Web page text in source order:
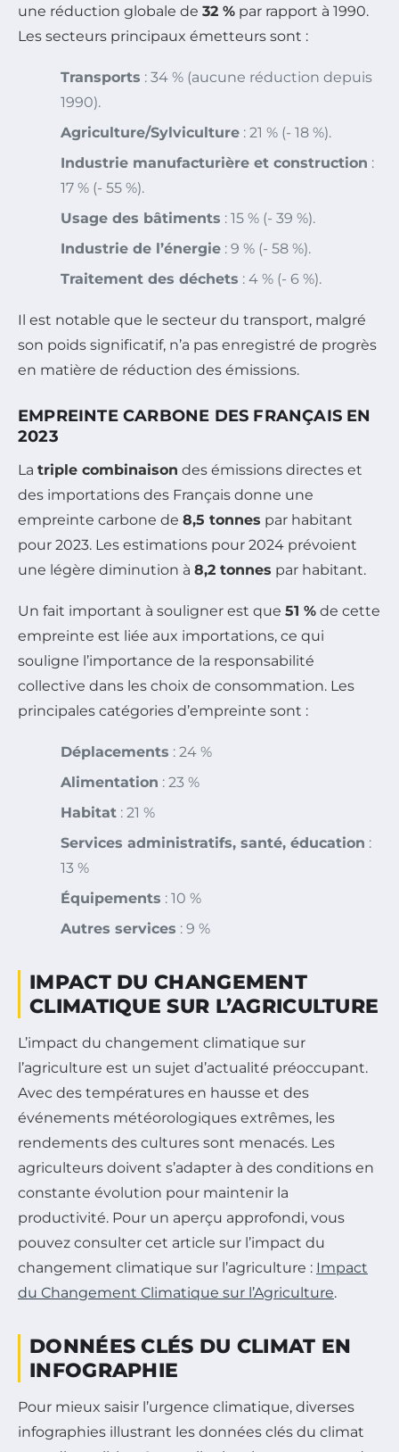
une réduction globale de 32 % par rapport à 1990.
Les secteurs principaux émetteurs sont :
Transports : 34 % (aucune réduction depuis
1990).
Agriculture/Sylviculture : 21 % (- 18 %).
Industrie manufacturière et construction :
17 % (- 55 %).
Usage des bâtiments : 15 % (- 39 %).
Industrie de l’énergie : 9 % (- 58 %).
Traitement des déchets : 4 % (- 6 %).
Il est notable que le secteur du transport, malgré
son poids significatif, n’a pas enregistré de progrès
en matière de réduction des émissions.
EMPREINTE CARBONE DES FRANÇAIS EN
2023
La triple combinaison des émissions directes et
des importations des Français donne une
empreinte carbone de 8,5 tonnes par habitant
pour 2023. Les estimations pour 2024 prévoient
une légère diminution à 8,2 tonnes par habitant.
Un fait important à souligner est que 51 % de cette
empreinte est liée aux importations, ce qui
souligne l’importance de la responsabilité
collective dans les choix de consommation. Les
principales catégories d’empreinte sont :
Déplacements : 24 %
Alimentation : 23 %
Habitat : 21 %
Services administratifs, santé, éducation :
13 %
Équipements : 10 %
Autres services : 9 %
IMPACT DU CHANGEMENT
CLIMATIQUE SUR L’AGRICULTURE
L’impact du changement climatique sur
l’agriculture est un sujet d’actualité préoccupant.
Avec des températures en hausse et des
événements météorologiques extrêmes, les
rendements des cultures sont menacés. Les
agriculteurs doivent s’adapter à des conditions en
constante évolution pour maintenir la
productivité. Pour un aperçu approfondi, vous
pouvez consulter cet article sur l’impact du
changement climatique sur l’agriculture : Impact
du Changement Climatique sur l’Agriculture.
DONNÉES CLÉS DU CLIMAT EN
INFOGRAPHIE
Pour mieux saisir l’urgence climatique, diverses
infographies illustrant les données clés du climat